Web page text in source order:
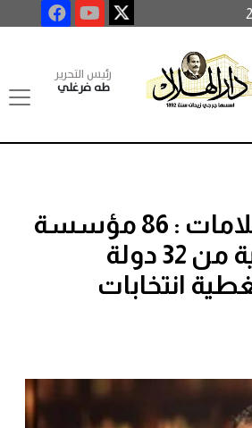
رئيس التحرير
طه فرغلي
هيئة الاستعلامات : 86 مؤسسة
إعلامية عالمية من 32 دولة
انتخابات